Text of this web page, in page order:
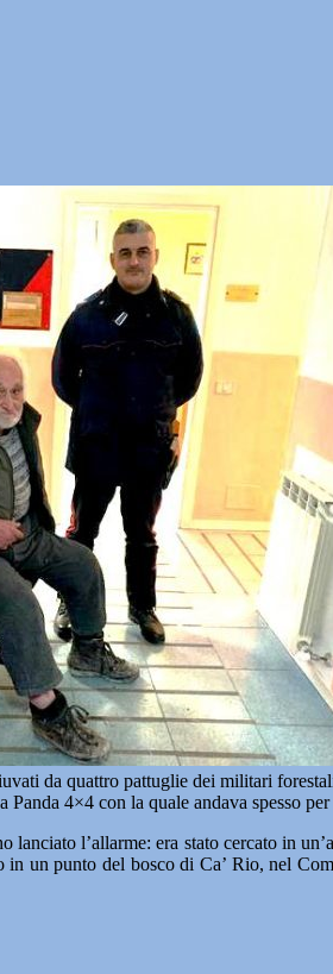
da quattro pattuglie dei militari
4×4 con la quale andava spesso
lanciato l’allarme: era stato cercato in
un punto del bosco di Ca’ Rio, nel